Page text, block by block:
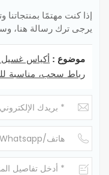
إذا كنت مهتمًا
يرجى ترك رسالة هنا،
موضوع : أكياس غسيل
رباط سحب، مناسبة